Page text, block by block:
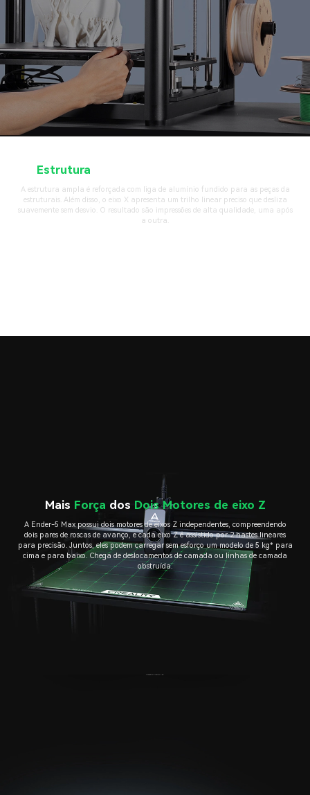
Estrutura
A estrutura ampla é reforçada com liga de alumínio fundido para as peças da
estruturais. Além disso, o eixo X apresenta um trilho linear preciso que desliza
suavemente sem desvio. O resultado são impressões de alta qualidade, uma após
a outra.
Mais Força dos Dois Motores de eixo Z
A Ender-5 Max possui dois motores de eixos Z independentes, compreendendo
dois pares de roscas de avanço, e cada eixo Z é assistido por 2 hastes lineares
para precisão. Juntos, eles podem carregar sem esforço um modelo de 5 kg* para
cima e para baixo. Chega de deslocamentos de camada ou linhas de camada
obstruída.
*Dados do Creality Lab.